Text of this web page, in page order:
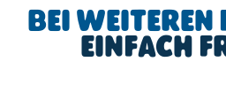
Bei weiteren
einfach